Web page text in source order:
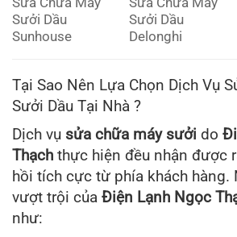
Sưởi Dầu
Sunhouse
Sưởi Dầu
Delonghi
Tại Sao Nên Lựa Chọn Dịch Vụ
Sưởi Dầu Tại Nhà ?
Dịch vụ sửa chữa máy sưởi do
Thạch thực hiện đều nhận được
hồi tích cực từ phía khách hàng.
vượt trội của Điện Lạnh Ngọc
như: